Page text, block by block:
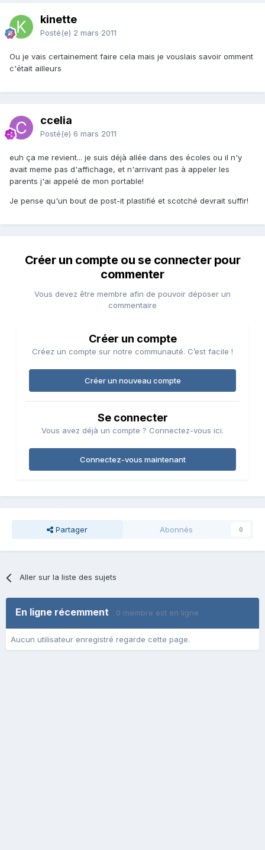
kinette
Posté(e) 2 mars 2011
Ou je vais certainement faire cela mais je vouslais savoir omment
c'était ailleurs
ccelia
Posté(e) 6 mars 2011
euh ça me revient... je suis déjà allée dans des écoles ou il n'y
avait meme pas d'affichage, et n'arrivant pas à appeler les
parents j'ai appelé de mon portable!
Je pense qu'un bout de post-it plastifié et scotché devrait suffir!
Créer un compte ou se connecter pour
commenter
Vous devez être membre afin de pouvoir déposer un
commentaire
Créer un compte
Créez un compte sur notre communauté. C’est facile !
Créer un nouveau compte
Se connecter
Vous avez déjà un compte ? Connectez-vous ici.
Connectez-vous maintenant
Partager Abonnés 0
Aller sur la liste des sujets
En ligne récemment 0 membre est en ligne
Aucun utilisateur enregistré regarde cette page.